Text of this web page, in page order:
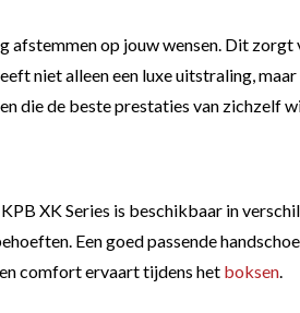
op jouw wensen. Dit
niet alleen een luxe uitstraling,
die de beste prestaties van zichzelf
XK Series is beschikbaar in
Een goed passende
comfort ervaart tijdens het boksen.